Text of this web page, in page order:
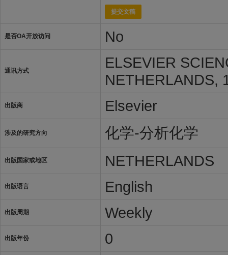
提交文稿
是否OA开放访问 No
通讯方式
ELSEVIER
NETHERLANDS,
出版商 Elsevier
涉及的研究方向 化学-分析化学
出版国家或地区 NETHERLANDS
出版语言 English
出版周期 Weekly
出版年份 0